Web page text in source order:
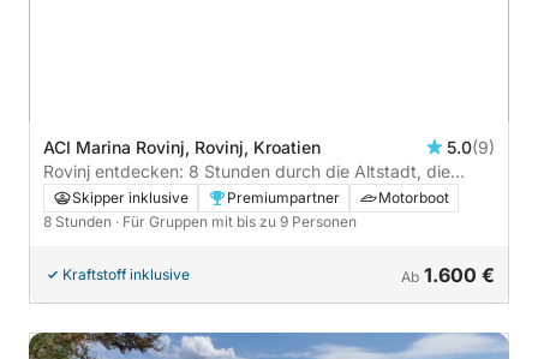
ACI Marina Rovinj, Rovinj, Kroatien 5.0(9)
Rovinj entdecken: 8 Stunden durch die Altstadt, die
Inseln und den Lim
Skipper inklusive Premiumpartner
Motorboot
8 Stunden · Für Gruppen mit bis zu 9 Personen
Kraftstoff inklusive Ab 1.600 €